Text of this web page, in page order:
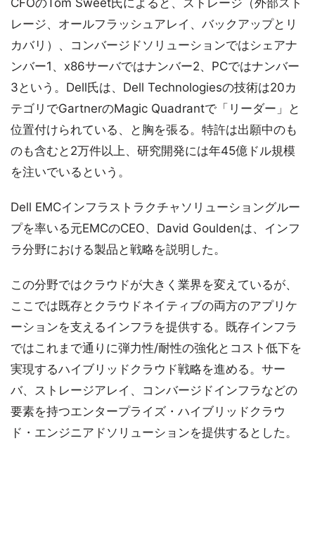
CFOのTom Sweet氏によると、ストレージ（外部スト
レージ、オールフラッシュアレイ、バックアップとリ
カバリ）、コンバージドソリューションではシェアナ
ンバー1、x86サーバではナンバー2、PCではナンバー
3という。Dell氏は、Dell Technologiesの技術は20カ
テゴリでGartnerのMagic Quadrantで「リーダー」と
位置付けられている、と胸を張る。特許は出願中のも
のも含むと2万件以上、研究開発には年45億ドル規模
を注いでいるという。
Dell EMCインフラストラクチャソリューショングルー
プを率いる元EMCのCEO、David Gouldenは、インフ
ラ分野における製品と戦略を説明した。
この分野ではクラウドが大きく業界を変えているが、
ここでは既存とクラウドネイティブの両方のアプリケ
ーションを支えるインフラを提供する。既存インフラ
ではこれまで通りに弾力性/耐性の強化とコスト低下を
実現するハイブリッドクラウド戦略を進める。サー
バ、ストレージアレイ、コンバージドインフラなどの
要素を持つエンタープライズ・ハイブリッドクラウ
ド・エンジニアドソリューションを提供するとした。